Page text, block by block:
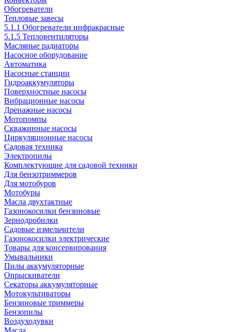
Обогреватели
Тепловые завесы
5.1.1 Обогреватели инфракрасные
5.1.5 Тепловентиляторы
Масляные радиаторы
Насосное оборудование
Автоматика
Насосные станции
Гидроаккумуляторы
Поверхностные насосы
Вибрационные насосы
Дренажные насосы
Мотопомпы
Скважинные насосы
Циркуляционные насосы
Садовая техника
Электропилы
Комплектующие для садовой техники
Для бензотриммеров
Для мотобуров
Мотобуры
Масла двухтактные
Газонокосилки бензиновые
Зернодробилки
Садовые измельчители
Газонокосилки электрические
Товары для консервирования
Умывальники
Пилы аккумуляторные
Опрыскиватели
Секаторы аккумуляторные
Мотокультиваторы
Бензиновые триммеры
Бензопилы
Воздуходувки
Масла